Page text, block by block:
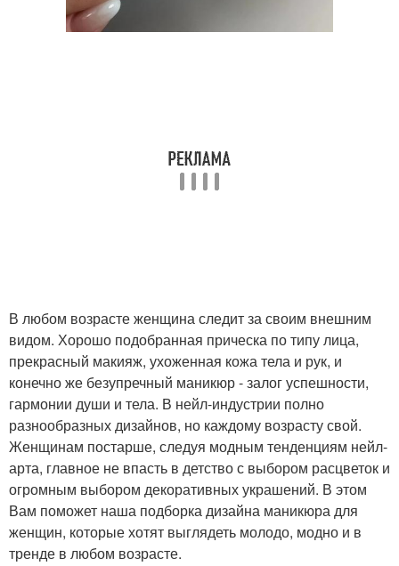
Маникюр с рисунком
В любом возрасте женщина следит за своим внешним
видом. Хорошо подобранная прическа по типу лица,
прекрасный макияж, ухоженная кожа тела и рук, и
конечно же безупречный маникюр - залог успешности,
гармонии души и тела. В нейл-индустрии полно
разнообразных дизайнов, но каждому возрасту свой.
Женщинам постарше, следуя модным тенденциям нейл-
арта, главное не впасть в детство с выбором расцветок и
огромным выбором декоративных украшений. В этом
Вам поможет наша подборка дизайна маникюра для
женщин, которые хотят выглядеть молодо, модно и в
тренде в любом возрасте.